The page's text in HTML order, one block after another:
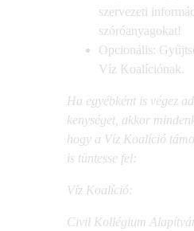
szer­ve­ze­ti
szóróanyagokat!
Opci­o­ná­lis:
Víz Koalíciónak.
Ha egyéb­ként is végez
keny­sé­get, akkor
hogy a Víz Koa­lí­ció
is tün­tes­se fel:
Víz Koa­lí­ció:
Civil Kol­lé­gi­um